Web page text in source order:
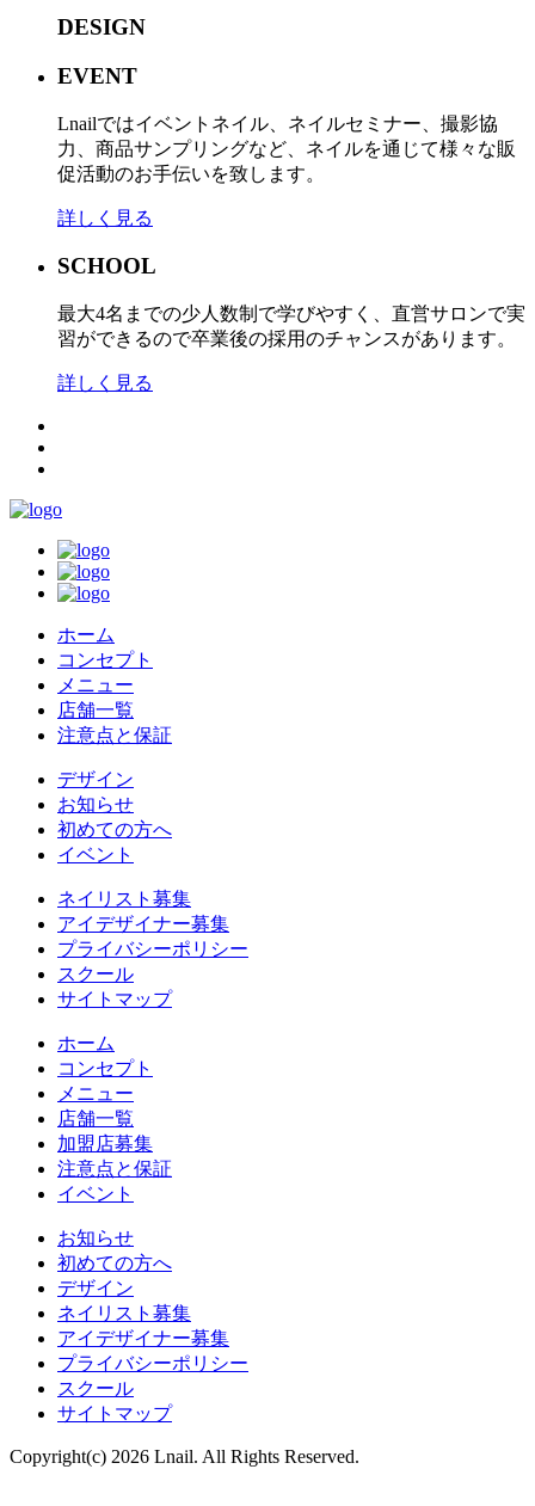
DESIGN
EVENT
Lnailではイベントネイル、ネイルセミナー、撮影協
力、商品サンプリングなど、ネイルを通じて様々な販
促活動のお手伝いを致します。
詳しく見る
SCHOOL
最大4名までの少人数制で学びやすく、直営サロンで実
習ができるので卒業後の採用のチャンスがあります。
詳しく見る
ホーム
コンセプト
メニュー
店舗一覧
注意点と保証
デザイン
お知らせ
初めての方へ
イベント
ネイリスト募集
アイデザイナー募集
プライバシーポリシー
スクール
サイトマップ
ホーム
コンセプト
メニュー
店舗一覧
加盟店募集
注意点と保証
イベント
お知らせ
初めての方へ
デザイン
ネイリスト募集
アイデザイナー募集
プライバシーポリシー
スクール
サイトマップ
Copyright(c) 2026 Lnail. All Rights Reserved.